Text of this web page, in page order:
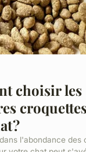
choisir les
?
l'abondance des